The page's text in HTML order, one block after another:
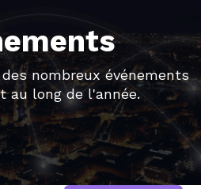
nombreux événements
au long de l'année.